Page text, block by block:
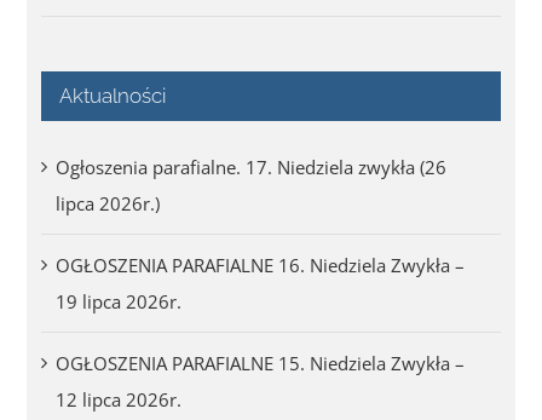
Aktualności
Ogłoszenia parafialne. 17. Niedziela zwykła (26
lipca 2026r.)
OGŁOSZENIA PARAFIALNE 16. Niedziela Zwykła –
19 lipca 2026r.
OGŁOSZENIA PARAFIALNE 15. Niedziela Zwykła –
12 lipca 2026r.